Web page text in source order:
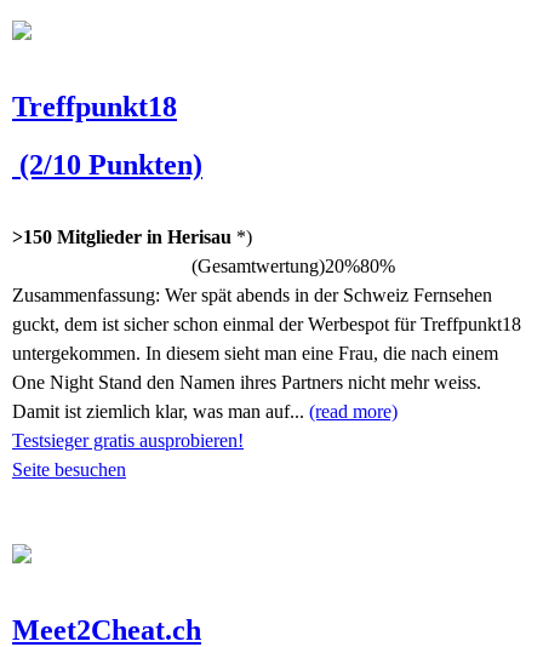
Treffpunkt18
(2/10 Punkten)
>150 Mitglieder in Herisau *)
(Gesamtwertung)20%80%
Zusammenfassung: Wer spät abends in der Schweiz Fernsehen
guckt, dem ist sicher schon einmal der Werbespot für Treffpunkt18
untergekommen. In diesem sieht man eine Frau, die nach einem
One Night Stand den Namen ihres Partners nicht mehr weiss.
Damit ist ziemlich klar, was man auf... (read more)
Testsieger gratis ausprobieren!
Seite besuchen
Meet2Cheat.ch